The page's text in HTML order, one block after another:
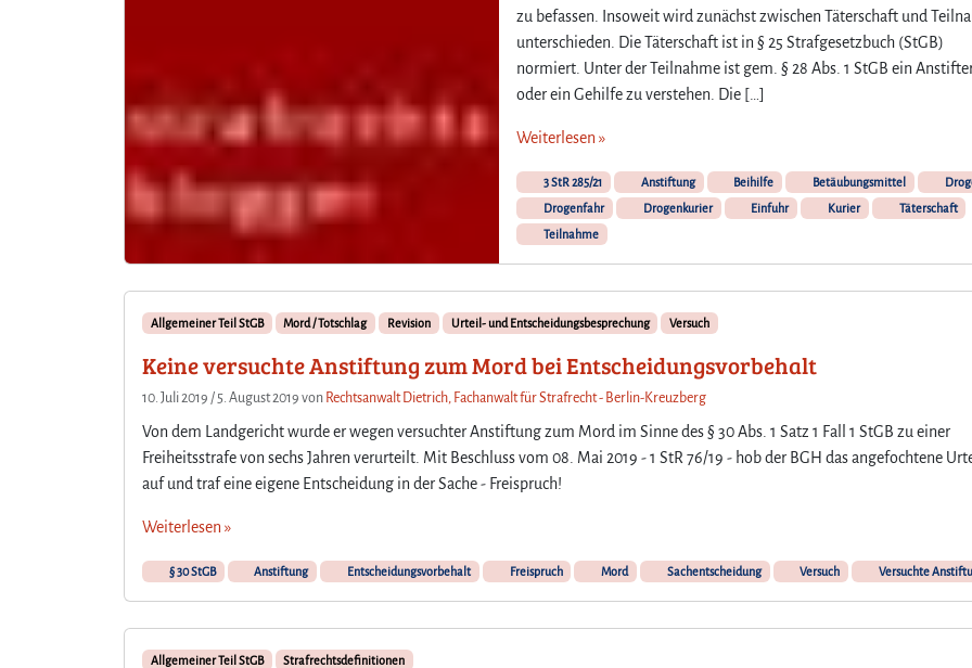
zu befassen. Insoweit wird zunächst zwischen Täterschaft und
unterschieden. Die Täterschaft ist in § 25 Strafgesetzbuch (StGB)
normiert. Unter der Teilnahme ist gem. § 28 Abs. 1 StGB ein
oder ein Gehilfe zu verstehen. Die […]
Weiterlesen »
3 StR 285/21 Anstiftung Beihilfe Betäubungsmittel
Drogenfahr
Drogenkurier Einfuhr Kurier
Täterschaft
Teilnahme
Allgemeiner Teil StGB Mord / Totschlag Revision Urteil- und Entscheidungsbesprechung Versuch
Keine versuchte Anstiftung zum Mord bei Entscheidungsvorbehalt
10. Juli 2019 / 5. August 2019 von Rechtsanwalt Dietrich, Fachanwalt für Strafrecht - Berlin-Kreuzberg
Von dem Landgericht wurde er wegen versuchter Anstiftung zum Mord im Sinne des § 30 Abs. 1 Satz 1 Fall 1 StGB zu einer
Freiheitsstrafe von sechs Jahren verurteilt. Mit Beschluss vom 08. Mai 2019 - 1 StR 76/19 - hob der BGH das angefochtene
auf und traf eine eigene Entscheidung in der Sache - Freispruch!
Weiterlesen »
§ 30 StGB Anstiftung Entscheidungsvorbehalt Freispruch Mord Sachentscheidung Versuch Versuchte
Allgemeiner Teil StGB Strafrechtsdefinitionen